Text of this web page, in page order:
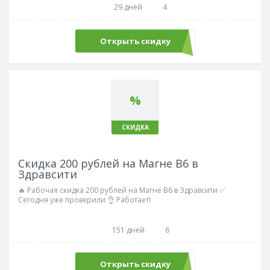
29 дней 4
Открыть скидку
%
СКИДКА
Скидка 200 рублей на Магне В6 в
Здравсити
🔥 Рабочая скидка 200 рублей на Магне В6 в Здравсити ✅
Сегодня уже проверили 👌 Работает!
151 дней 6
Открыть скидку